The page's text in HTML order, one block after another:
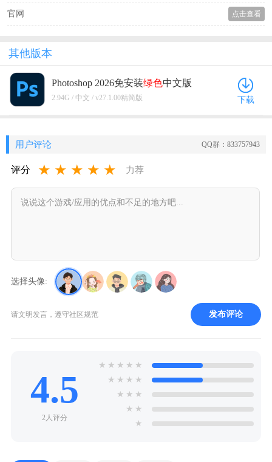
官网 点击查看
其他版本
Photoshop 2026免安装绿色中文版
v27.1.00精简版
2.94G / 中文 / v27.1.00精简版 下载
用户评论 QQ群：833757943
评分 ★ ★ ★ ★ ★ 力荐
选择头像:
请文明发言，遵守社区规范 发布评论
4.5
2人评分
★ ★ ★ ★ ★
★ ★ ★ ★
★ ★ ★
★ ★
★